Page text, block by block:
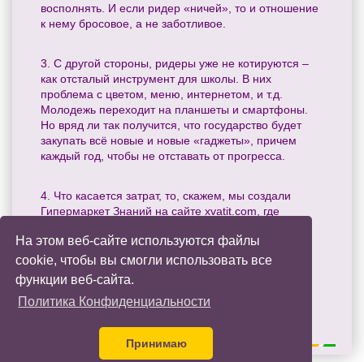
На этом веб-сайте используются файлы
cookie, чтобы вы смогли использовать все
функции веб-сайта.
Политика Конфиденциальности
Принимаю
восполнять. И если ридер «ничей», то и отношение
к нему бросовое, а не заботливое.
3. С другой стороны, ридеры уже не котируются –
как отсталый инструмент для школы. В них
проблема с цветом, меню, интернетом, и т.д.
Молодежь переходит на планшеты и смартфоны.
Но вряд ли так получится, что государство будет
закупать всё новые и новые «гаджеты», причем
каждый год, чтобы не отставать от прогресса.
4. Что касается затрат, то, скажем, мы создали
Гипермаркет Знаний на сайте xvatit.com, где
можно пользоваться в школе или дома.
1 Комментарий
Добавить в Избранное |
другу
Задать вопрос Владимиру
Спиваковскому